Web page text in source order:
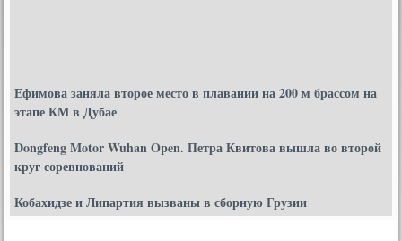
Ефимова заняла второе место в плавании на 200 м брассом на
этапе КМ в Дубае
Dongfeng Motor Wuhan Open. Петра Квитова вышла во второй
круг соревнований
Кобахидзе и Липартия вызваны в сборную Грузии